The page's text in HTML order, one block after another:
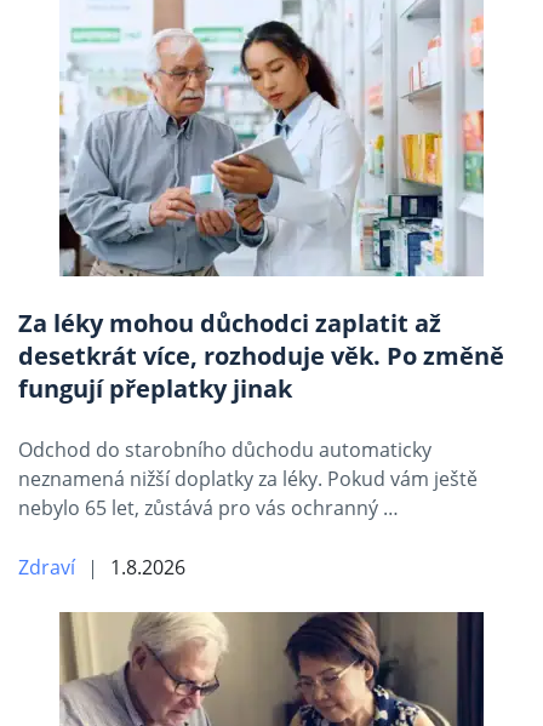
Za léky mohou důchodci zaplatit až
desetkrát více, rozhoduje věk. Po změně
fungují přeplatky jinak
Odchod do starobního důchodu automaticky
neznamená nižší doplatky za léky. Pokud vám ještě
nebylo 65 let, zůstává pro vás ochranný …
Zdraví 1.8.2026